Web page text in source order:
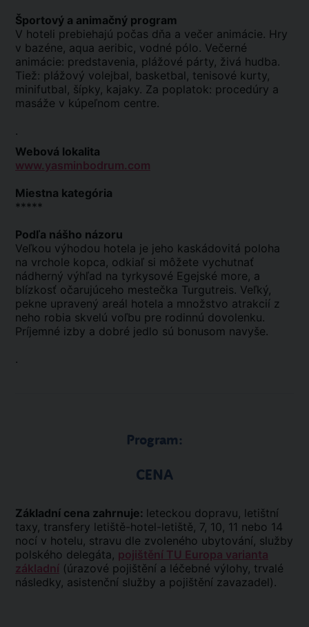
Športový a animačný program
V hoteli prebiehajú počas dňa a večer animácie. Hry
v bazéne, aqua aeribic, vodné pólo. Večerné
animácie: predstavenia, plážové párty, živá hudba.
Tiež: plážový volejbal, basketbal, tenisové kurty,
minifutbal, šípky, kajaky. Za poplatok: procedúry a
masáže v kúpeľnom centre.
.
Webová lokalita
www.yasminbodrum.com
Miestna kategória
*****
Podľa nášho názoru
Veľkou výhodou hotela je jeho kaskádovitá poloha
na vrchole kopca, odkiaľ si môžete vychutnať
nádherný výhľad na tyrkysové Egejské more, a
blízkosť očarujúceho mestečka Turgutreis. Veľký,
pekne upravený areál hotela a množstvo atrakcií z
neho robia skvelú voľbu pre rodinnú dovolenku.
Príjemné izby a dobré jedlo sú bonusom navyše.
.
Program:
CENA
Základní cena zahrnuje: leteckou dopravu, letištní
taxy, transfery letiště-hotel-letiště, 7, 10, 11 nebo 14
nocí v hotelu, stravu dle zvoleného ubytování, služby
polského delegáta, pojištění TU Europa varianta
základní (úrazové pojištění a léčebné výlohy, trvalé
následky, asistenční služby a pojištění zavazadel).